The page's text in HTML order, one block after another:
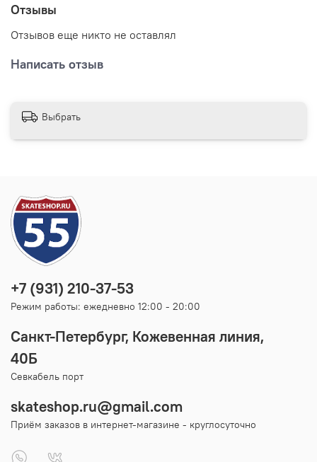
Отзывы
Отзывов еще никто не оставлял
Написать отзыв
Выбрать
+7 (931) 210-37-53
Режим работы: ежедневно 12:00 - 20:00
Санкт-Петербург, Кожевенная линия,
40Б
Севкабель порт
skateshop.ru@gmail.com
Приём заказов в интернет-магазине - круглосуточно